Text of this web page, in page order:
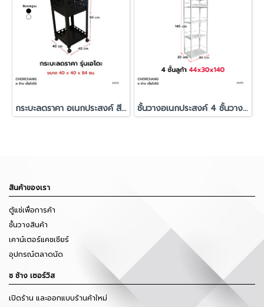
กระบะลดราคา อเนกประสงค์ สีดำ รุ่นเอโดะ (มีล้อหมุน 360°) ชั้นวางอเนกประสงค์ 4 ชั้นวาง + ฮุกแขวน รุ่น ลูก้า สีขาว
สินค้าของเรา
ตู้แช่เพื่อการค้า
ชั้นวางสินค้า
เคาน์เตอร์แคชเชียร์
อุปกรณ์ตลาดนัด
ช ช้าง เซอร์วิส
เปิดร้าน และออกแบบร้านค้าใหม่